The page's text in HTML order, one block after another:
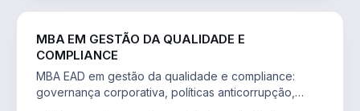
MBA EM GESTÃO DA QUALIDADE E
COMPLIANCE
MBA EAD em gestão da qualidade e compliance:
governança corporativa, políticas anticorrupção,